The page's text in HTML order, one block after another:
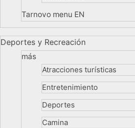
Tarnovo menu EN
Deportes y Recreación
más
Atracciones turísticas
Entretenimiento
Deportes
Camina